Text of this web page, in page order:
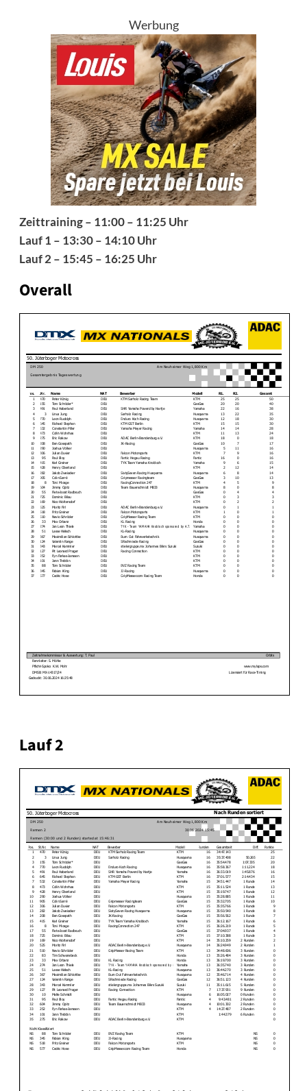
Werbung
Zeittraining – 11:00 – 11:25 Uhr
Lauf 1 – 13:30 – 14:10 Uhr
Lauf 2 – 15:45 – 16:25 Uhr
Overall
Lauf 2